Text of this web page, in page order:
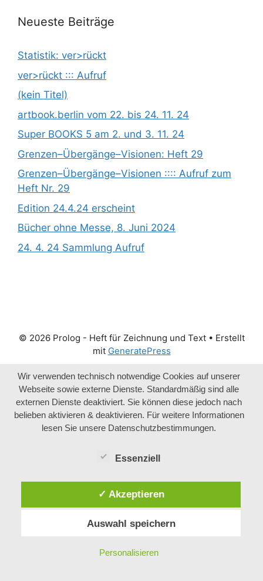
Neueste Beiträge
Statistik: ver>rückt
ver>rückt ::: Aufruf
(kein Titel)
artbook.berlin vom 22. bis 24. 11. 24
Super BOOKS 5 am 2. und 3. 11. 24
Grenzen­­­–Übergänge­­­–Visionen: Heft 29
Grenzen­­­–Übergänge­­­–Visionen :::: Aufruf zum
Heft Nr. 29
Edition 24.4.24 erscheint
Bücher ohne Messe, 8. Juni 2024
24. 4. 24 Sammlung Aufruf
© 2026 Prolog - Heft für Zeichnung und Text• Erstellt
mit GeneratePress
Wir verwenden technisch notwendige Cookies auf unserer
Webseite sowie externe Dienste. Standardmäßig sind alle
externen Dienste deaktiviert. Sie können diese jedoch nach
belieben aktivieren & deaktivieren. Für weitere Informationen
lesen Sie unsere Datenschutzbestimmungen.
Essenziell
✓ Akzeptieren
Auswahl speichern
Personalisieren